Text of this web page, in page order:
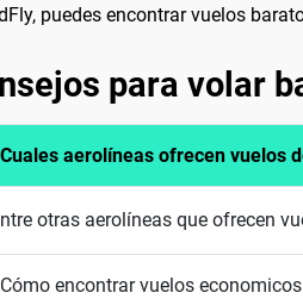
puedes encontrar vuelos
para volar
aerolíneas ofrecen vuelos
otras aerolíneas que ofrecen
encontrar vuelos